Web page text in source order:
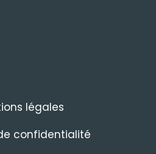
légales
confidentialité